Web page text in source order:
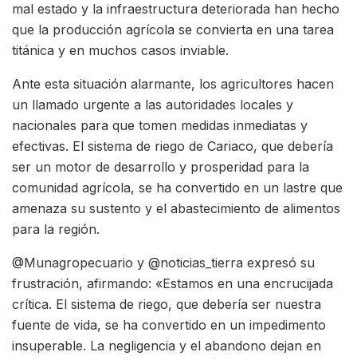
mal estado y la infraestructura deteriorada han hecho
que la producción agrícola se convierta en una tarea
titánica y en muchos casos inviable.
Ante esta situación alarmante, los agricultores hacen
un llamado urgente a las autoridades locales y
nacionales para que tomen medidas inmediatas y
efectivas. El sistema de riego de Cariaco, que debería
ser un motor de desarrollo y prosperidad para la
comunidad agrícola, se ha convertido en un lastre que
amenaza su sustento y el abastecimiento de alimentos
para la región.
@Munagropecuario y @noticias_tierra expresó su
frustración, afirmando: «Estamos en una encrucijada
crítica. El sistema de riego, que debería ser nuestra
fuente de vida, se ha convertido en un impedimento
insuperable. La negligencia y el abandono dejan en